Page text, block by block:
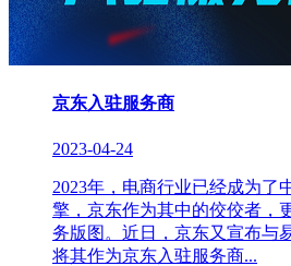
京东入驻服务商
2023-04-24
2023年，电商行业已经成为了
擎，京东作为其中的佼佼者，
务版图。近日，京东又宣布与
将其作为京东入驻服务商...